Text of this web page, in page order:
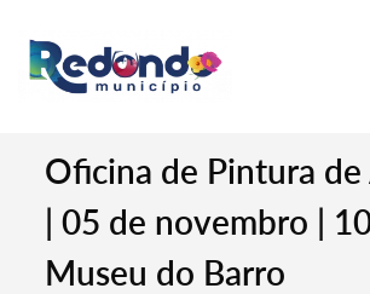
Oficina de Pintura de
| 05 de novembro |
Museu do Barro